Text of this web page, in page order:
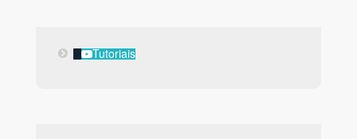
TutoriaisTutoriais